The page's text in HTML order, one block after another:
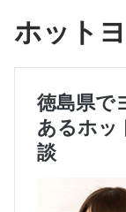
ホット